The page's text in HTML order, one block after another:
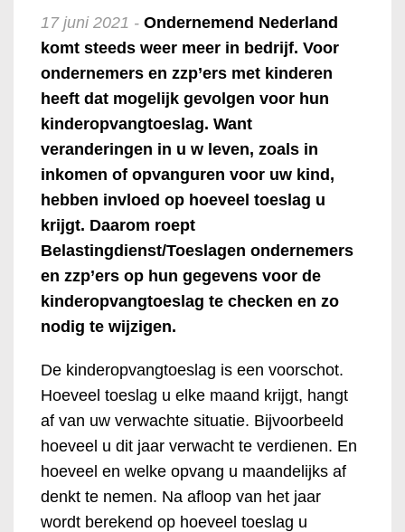
17 juni 2021 - Ondernemend Nederland
komt steeds weer meer in bedrijf. Voor
ondernemers en zzp’ers met kinderen
heeft dat mogelijk gevolgen voor hun
kinderopvangtoeslag. Want
veranderingen in u w leven, zoals in
inkomen of opvanguren voor uw kind,
hebben invloed op hoeveel toeslag u
krijgt. Daarom roept
Belastingdienst/Toeslagen ondernemers
en zzp’ers op hun gegevens voor de
kinderopvangtoeslag te checken en zo
nodig te wijzigen.
De kinderopvangtoeslag is een voorschot.
Hoeveel toeslag u elke maand krijgt, hangt
af van uw verwachte situatie. Bijvoorbeeld
hoeveel u dit jaar verwacht te verdienen. En
hoeveel en welke opvang u maandelijks af
denkt te nemen. Na afloop van het jaar
wordt berekend op hoeveel toeslag u